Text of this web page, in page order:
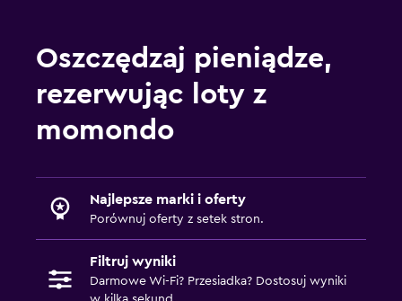
Oszczędzaj pieniądze,
rezerwując loty z
momondo
Najlepsze marki i oferty
Porównuj oferty z setek stron.
Filtruj wyniki
Darmowe Wi-Fi? Przesiadka? Dostosuj wyniki